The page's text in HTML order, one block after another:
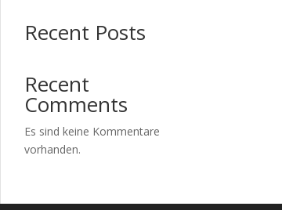
Recent Posts
Recent
Comments
Es sind keine Kommentare
vorhanden.